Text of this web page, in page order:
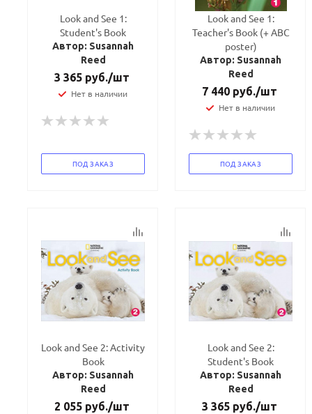
Look and See 1:
Student's Book
Автор: Susannah
Reed
3 365руб./шт
Нет в наличии
ПОД ЗАКАЗ
Look and See 1:
Teacher's Book (+ ABC
poster)
Автор: Susannah
Reed
7 440руб./шт
Нет в наличии
ПОД ЗАКАЗ
Look and See 2: Activity
Book
Автор: Susannah
Reed
2 055руб./шт
Look and See 2:
Student's Book
Автор: Susannah
Reed
3 365руб./шт